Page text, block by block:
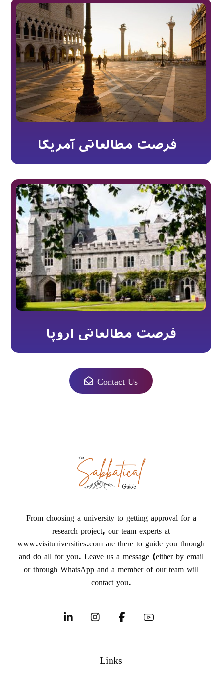
فرصت مطالعاتی اروپا
Contact Us
From choosing a university to getting approval for a
research project, our team experts at
www.visituniversities.com are there to guide you through
and do all for you. Leave us a message (either by email
or through WhatsApp and a member of our team will
contact you.
Links